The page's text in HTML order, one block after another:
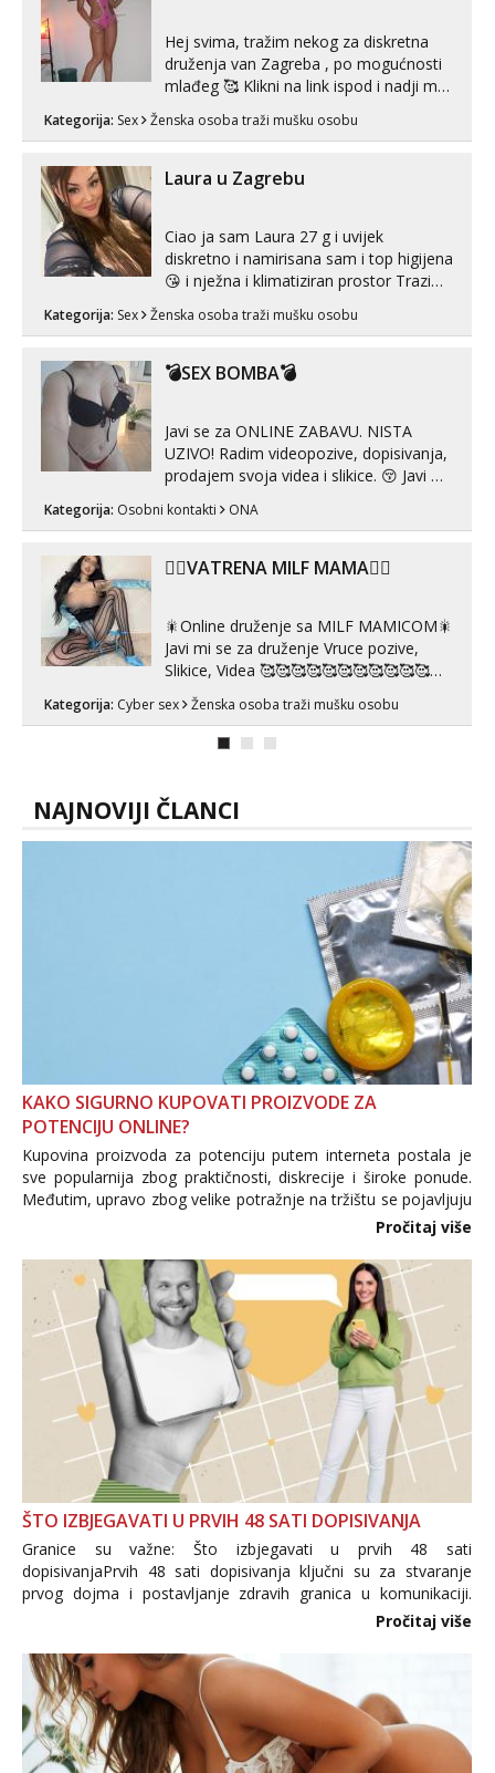
Hej svima, tražim nekog za diskretna
druženja van Zagreba , po mogućnosti
mlađeg 🥰 Klikni na link ispod i nadji me
Kategorija: Sex Ženska osoba traži mušku osobu
Laura u Zagrebu
Ciao ja sam Laura 27 g i uvijek
diskretno i namirisana sam i top higijena
😘 i nježna i klimatiziran prostor Trazim
Pusenje i gutanje sperme Erotsko rublje
tijelu Iskljucivo neradim analni !!! I
Kategorija: Sex Ženska osoba traži mušku osobu
💣SEX BOMBA💣
Javi se za ONLINE ZABAVU. NISTA
UZIVO! Radim videopozive, dopisivanja,
prodajem svoja videa i slikice. 😚 Javi mi
Telegram. +385 91 723 0045
Kategorija: Osobni kontakti ONA
❤️‍🔥VATRENA MILF MAMA❤️‍🔥
🎇Online druženje sa MILF MAMICOM🎇
Javi mi se za druženje Vruce pozive,
Slikice, Videa 🥰🥰🥰🥰🥰🥰🥰🥰🥰🥰🥰🥰
🥰 Solo ili sa partnerom ili kolegicama
Javi mi se porukom WhatsApp ili
Telegram WhatsApp 👉+385919977166
🤬...
Kategorija: Cyber sex Ženska osoba traži mušku osobu
NAJNOVIJI ČLANCI
KAKO SIGURNO KUPOVATI PROIZVODE ZA
POTENCIJU ONLINE?
Kupovina proizvoda za potenciju putem interneta postala je
sve popularnija zbog praktičnosti, diskrecije i široke ponude.
Međutim, upravo zbog velike potražnje na tržištu se pojavljuju
i brojni krivotvoreni proizvodi, nepouzdane internetske
Pročitaj više
ŠTO IZBJEGAVATI U PRVIH 48 SATI DOPISIVANJA
Granice su važne: Što izbjegavati u prvih 48 sati
dopisivanjaPrvih 48 sati dopisivanja ključni su za stvaranje
prvog dojma i postavljanje zdravih granica u komunikaciji.
Važno je izbjeći prebrzo otkrivanje osobnih ili intimnih
informacija, jer nepoznata osoba još nije zaslužila to
povjerenje. Takođe...
Pročitaj više